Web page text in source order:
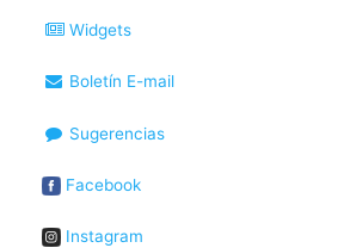
Widgets
Boletín E-mail
Sugerencias
Facebook
Instagram